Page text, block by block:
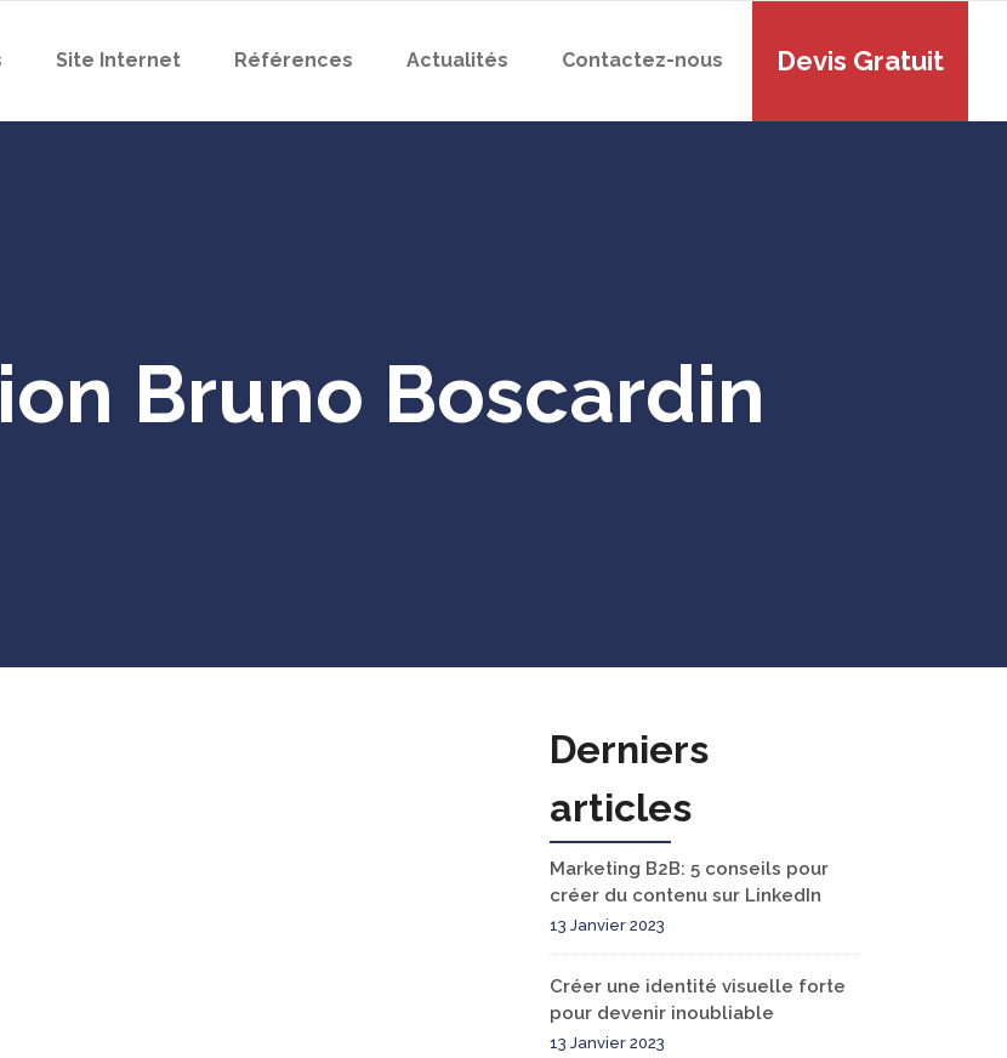
Site Internet Références Actualités Contactez-nous Devis Gratuit
Bruno Boscardin
Derniers
articles
Marketing B2B: 5 conseils pour
créer du contenu sur LinkedIn
13 Janvier 2023
Créer une identité visuelle forte
pour devenir inoubliable
13 Janvier 2023